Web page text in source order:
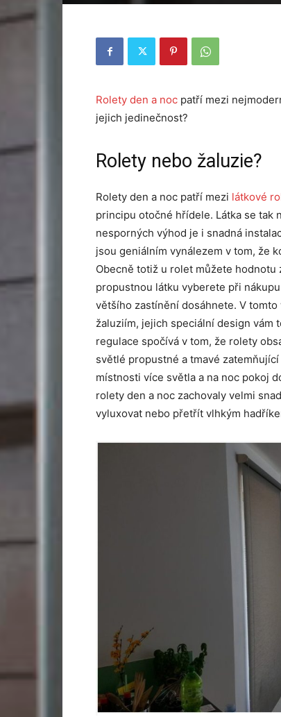
Rolety den a noc patří mezi
jejich jedinečnost?
Rolety nebo žaluzie?
Rolety den a noc patří mezi látkové
principu otočné hřídele. Látka se tak
nesporných výhod je i snadná
jsou geniálním vynálezem v tom, že
Obecně totiž u rolet můžete
propustnou látku vyberete při
většího zastínění dosáhnete. V
žaluziím, jejich speciální design vám
regulace spočívá v tom, že rolety
světlé propustné a tmavé
místnosti více světla a na noc pokoj
rolety den a noc zachovaly velmi
vyluxovat nebo přetřít vlhkým